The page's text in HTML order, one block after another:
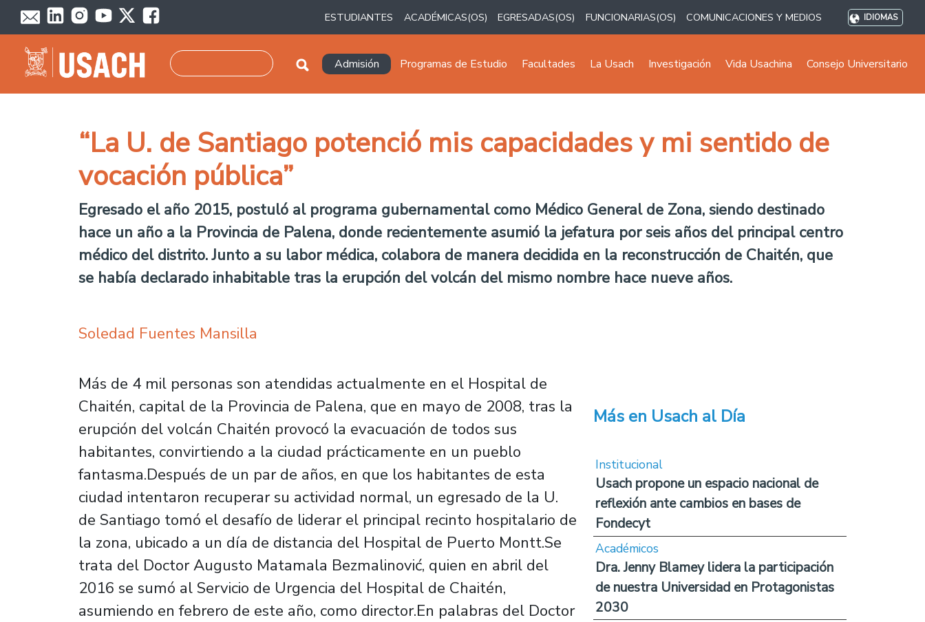
Pasar al contenido principal
ESTUDIANTES ACADÉMICAS(OS) EGRESADAS(OS) FUNCIONARIAS(OS) COMUNICACIONES Y MEDIOS IDIOMAS
Navegación principal
Admisión Programas de Estudio Facultades La Usach Investigación Vida Usachina Consejo Universitario
“La U. de Santiago potenció mis capacidades y mi sentido de
vocación pública”
Egresado el año 2015, postuló al programa gubernamental como Médico General de Zona, siendo destinado
hace un año a la Provincia de Palena, donde recientemente asumió la jefatura por seis años del principal centro
médico del distrito. Junto a su labor médica, colabora de manera decidida en la reconstrucción de Chaitén, que
se había declarado inhabitable tras la erupción del volcán del mismo nombre hace nueve años.
Soledad Fuentes Mansilla
Más de 4 mil personas son atendidas actualmente en el Hospital de
Chaitén, capital de la Provincia de Palena, que en mayo de 2008, tras la
erupción del volcán Chaitén provocó la evacuación de todos sus
habitantes, convirtiendo a la ciudad prácticamente en un pueblo
fantasma.Después de un par de años, en que los habitantes de esta
ciudad intentaron recuperar su actividad normal, un egresado de la U.
de Santiago tomó el desafío de liderar el principal recinto hospitalario de
la zona, ubicado a un día de distancia del Hospital de Puerto Montt.Se
trata del Doctor Augusto Matamala Bezmalinović, quien en abril del
2016 se sumó al Servicio de Urgencia del Hospital de Chaitén,
asumiendo en febrero de este año, como director.En palabras del Doctor
Más en Usach al Día
Institucional
Usach propone un espacio nacional de
reflexión ante cambios en bases de
Fondecyt
Académicos
Dra. Jenny Blamey lidera la participación
de nuestra Universidad en Protagonistas
2030